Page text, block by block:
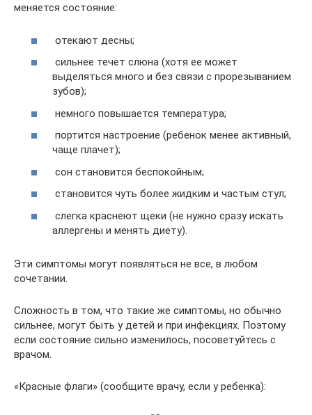
меняется состояние:
отекают десны;
сильнее течет слюна (хотя ее может
выделяться много и без связи с прорезыванием
зубов);
немного повышается температура;
портится настроение (ребенок менее активный,
чаще плачет);
сон становится беспокойным;
становится чуть более жидким и частым стул;
слегка краснеют щеки (не нужно сразу искать
аллергены и менять диету).
Эти симптомы могут появляться не все, в любом
сочетании.
Сложность в том, что такие же симптомы, но обычно
сильнее, могут быть у детей и при инфекциях. Поэтому
если состояние сильно изменилось, посоветуйтесь с
врачом.
«Красные флаги» (сообщите врачу, если у ребенка):